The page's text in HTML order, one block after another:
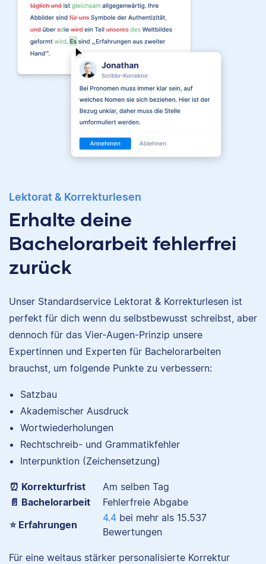
Lektorat & Korrekturlesen
Erhalte deine
Bachelorarbeit fehlerfrei
zurück
Unser Standardservice Lektorat & Korrekturlesen ist
perfekt für dich wenn du selbstbewusst schreibst, aber
dennoch für das Vier-Augen-Prinzip unsere
Expertinnen und Experten für Bachelorarbeiten
brauchst, um folgende Punkte zu verbessern:
Satzbau
Akademischer Ausdruck
Wortwiederholungen
Rechtschreib- und Grammatikfehler
Interpunktion (Zeichensetzung)
⏰ Korrekturfrist
Am selben Tag
📄 Bachelorarbeit
Fehlerfreie Abgabe
⭐ Erfahrungen
4.4 bei mehr als 15.537
Bewertungen
Für eine weitaus stärker personalisierte Korrektur
Nina
studiert, arbeitet als
Senior-Korrektorin für
Scribbr und begeistert
Sprache zu tun hat.